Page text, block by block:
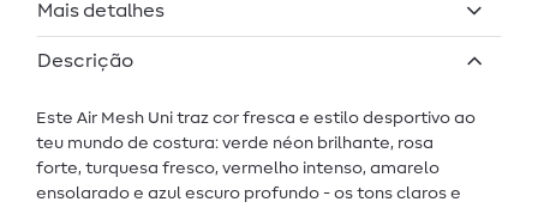
Mais detalhes
Descrição
Este Air Mesh Uni traz cor fresca e estilo desportivo ao
teu mundo de costura: verde néon brilhante, rosa
forte, turquesa fresco, vermelho intenso, amarelo
ensolarado e azul escuro profundo - os tons claros e